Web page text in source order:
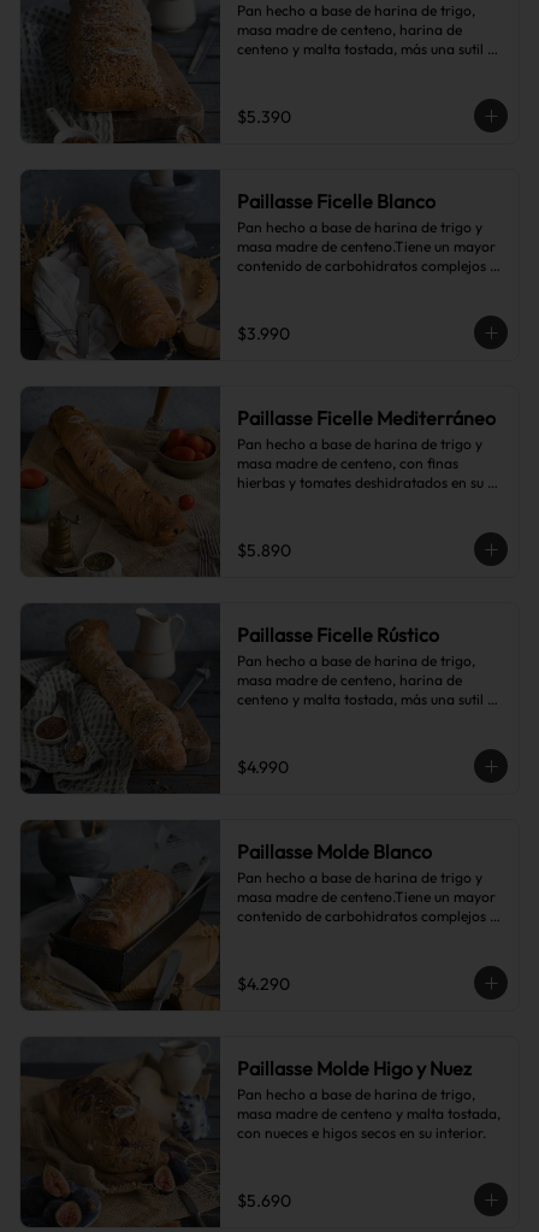
Pan hecho a base de harina de trigo,
masa madre de centeno, harina de
centeno y malta tostada, más una sutil
tostado y frutos secos.
$5.390
Paillasse Ficelle Blanco
Pan hecho a base de harina de trigo y
masa madre de centeno.Tiene un mayor
contenido de carbohidratos complejos
$3.990
Paillasse Ficelle Mediterráneo
Pan hecho a base de harina de trigo y
masa madre de centeno, con finas
hierbas y tomates deshidratados en su
$5.890
Paillasse Ficelle Rústico
Pan hecho a base de harina de trigo,
masa madre de centeno, harina de
centeno y malta tostada, más una sutil
tostado y frutos secos.
$4.990
Paillasse Molde Blanco
Pan hecho a base de harina de trigo y
masa madre de centeno.Tiene un mayor
contenido de carbohidratos complejos
$4.290
Paillasse Molde Higo y Nuez
Pan hecho a base de harina de trigo,
masa madre de centeno y malta tostada,
con nueces e higos secos en su interior.
$5.690